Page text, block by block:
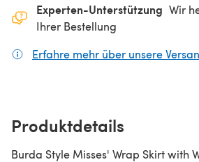
Experten-Unterstützung Wir
Ihrer Bestellung
Erfahre mehr über unsere
Produktdetails
Burda Style Misses' Wrap Skirt with